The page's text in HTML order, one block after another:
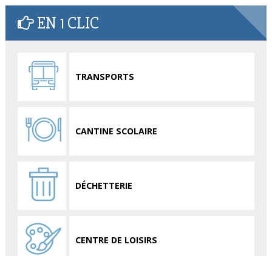
EN 1 CLIC
TRANSPORTS
CANTINE SCOLAIRE
DÉCHETTERIE
CENTRE DE LOISIRS